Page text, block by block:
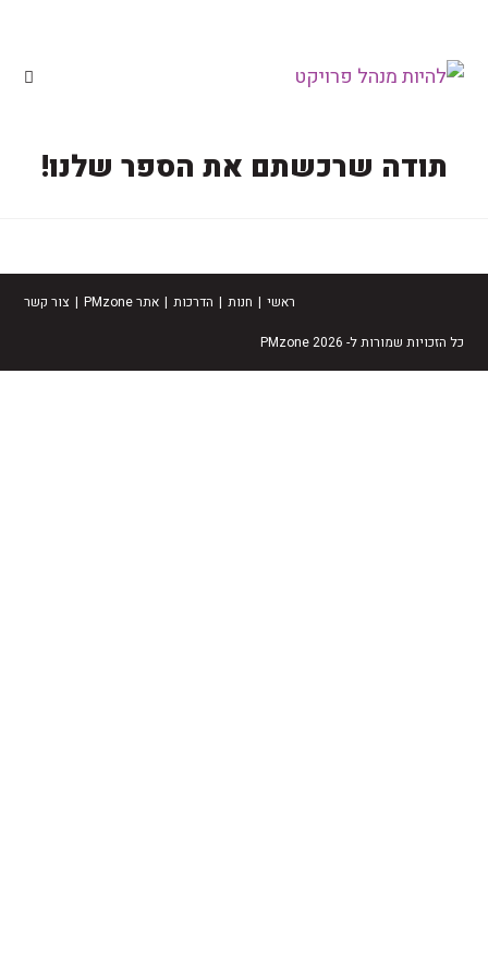
תודה שרכשתם את הספר שלנו!
ראשי חנות הדרכות אתר PMzone צור קשר
כל הזכויות שמורות ל- PMzone 2026